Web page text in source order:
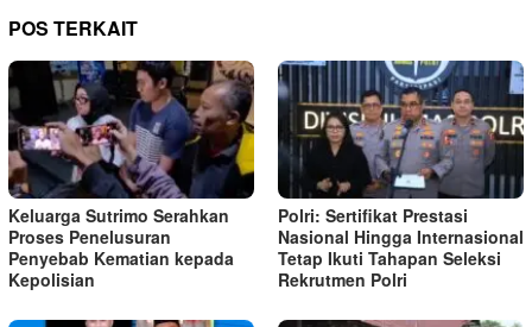
POS TERKAIT
Keluarga Sutrimo Serahkan
Proses Penelusuran
Penyebab Kematian kepada
Kepolisian
Polri: Sertifikat Prestasi
Nasional Hingga Internasional
Tetap Ikuti Tahapan Seleksi
Rekrutmen Polri